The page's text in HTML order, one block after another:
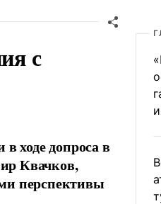
с
ходе допроса в
Квачков,
перспективы